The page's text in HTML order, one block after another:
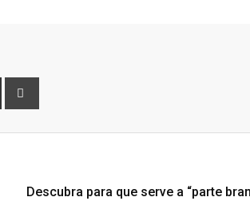
Share
Descubra para que serve a “parte